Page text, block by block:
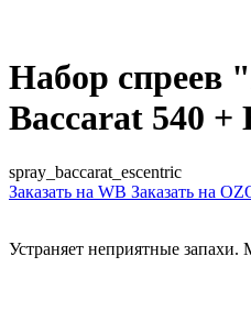
Набор спреев
Baccarat 540 +
spray_baccarat_escentric
Заказать на WB Заказать на
Устраняет неприятные